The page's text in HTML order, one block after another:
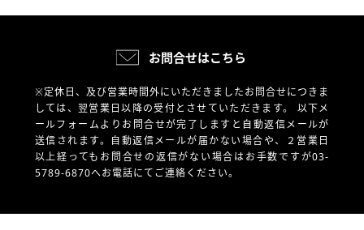
お問合せはこちら
※定休日、及び営業時間外にいただきましたお問合せにつきま
しては、翌営業日以降の受付とさせていただきます。 以下メ
ールフォームよりお問合せが完了しますと自動返信メールが
送信されます。自動返信メールが届かない場合や、
２営業日
以上経ってもお問合せの返信がない場合はお手数ですが03-
5789-6870へお電話にてご連絡ください。